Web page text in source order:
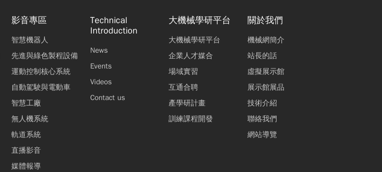
影音專區
智慧機器人
先進與綠色製程設備
運動控制核心系統
自動駕駛與電動車
智慧工廠
無人機系統
軌道系統
直播影音
媒體報導
Technical
Introduction
News
Events
Videos
Contact us
大機械學研平台
大機械學研平台
企業人才媒合
場域實習
互通合聘
產學研計畫
訓練課程開發
關於我們
機械網簡介
站長的話
虛擬展示館
展示館展品
技術介紹
聯絡我們
網站導覽